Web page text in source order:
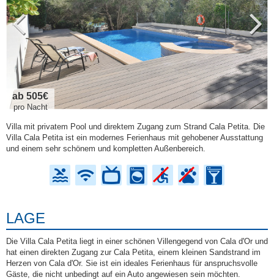
ab 505€
pro Nacht
Villa mit privatem Pool und direktem Zugang zum Strand Cala Petita. Die
Villa Cala Petita ist ein modernes Ferienhaus mit gehobener Ausstattung
und einem sehr schönem und kompletten Außenbereich.
LAGE
Die Villa Cala Petita liegt in einer schönen Villengegend von Cala d'Or und
hat einen direkten Zugang zur Cala Petita, einem kleinen Sandstrand im
Herzen von Cala d'Or. Sie ist ein ideales Ferienhaus für anspruchsvolle
Gäste, die nicht unbedingt auf ein Auto angewiesen sein möchten.